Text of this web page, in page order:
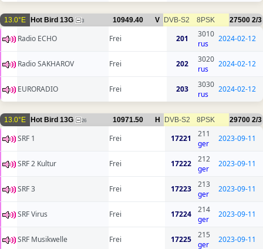
13.0°E Hot Bird 13G 3 10949.40 V DVB-S2 8PSK 27500 2/3
Radio ECHO Frei 201
3010
rus
2024-02-12
Radio SAKHAROV Frei 202
3020
rus
2024-02-12
EURORADIO Frei 203
3030
rus
2024-02-12
13.0°E Hot Bird 13G 26 10971.50 H DVB-S2 8PSK 29700 2/3
SRF 1 Frei 17221
211
ger
2023-09-11
SRF 2 Kultur Frei 17222
212
ger
2023-09-11
SRF 3 Frei 17223
213
ger
2023-09-11
SRF Virus Frei 17224
214
ger
2023-09-11
SRF Musikwelle Frei 17225
215
ger
2023-09-11